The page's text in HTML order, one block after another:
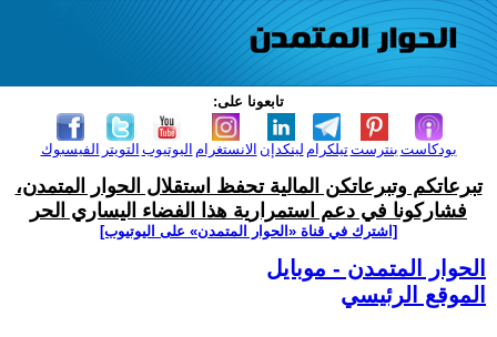
تابعونا على:
الفيسبوك التويتر اليوتيوب الانستغرام لينكدإن تيلكرامبنترست بودكاست
تبرعاتكم وتبرعاتكن المالية تحفظ استقلال الحوار المتمدن،
فشاركونا في دعم استمرارية هذا الفضاء اليساري الحر
[اشترك في قناة ‫«الحوار المتمدن» على اليوتيوب]
الحوار المتمدن - موبايل
الموقع الرئيسي